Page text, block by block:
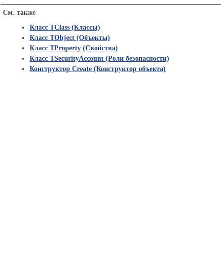
См. также
Класс TClass (Классы)
Класс TObject (Объекты)
Класс TProperty (Свойства)
Класс TSecurityAccount (Роли безопасности)
Конструктор Create (Конструктор объекта)